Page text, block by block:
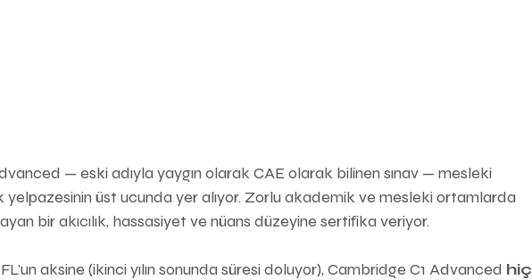
— eski adıyla yaygın olarak CAE olarak bilinen sınav — mesleki
yelpazesinin üst ucunda yer alıyor. Zorlu akademik ve mesleki ortamlarda
bir akıcılık, hassasiyet ve nüans düzeyine sertifika veriyor.
aksine (ikinci yılın sonunda süresi doluyor), Cambridge C1 Advanced hiç